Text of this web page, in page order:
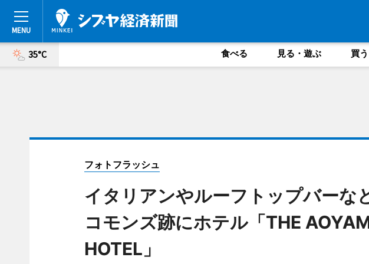
35°C 食べる 見る・遊ぶ 買う
フォトフラッシュ
イタリアンやルーフトップバーな
コモンズ跡にホテル「THE
HOTEL」